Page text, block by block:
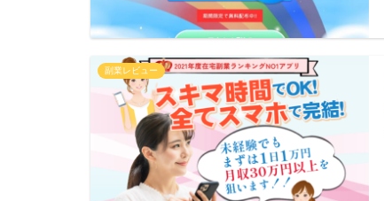
副業レビュー